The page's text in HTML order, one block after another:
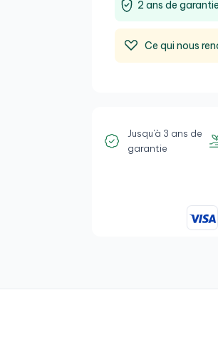
2 ans de
Ce qui nous
Jusqu'à 3 ans de
garantie